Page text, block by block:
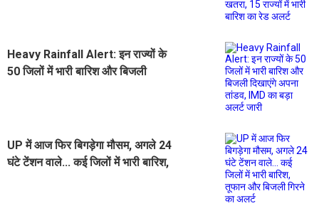
Heavy Rainfall Alert: इन राज्यों के
50 जिलों में भारी बारिश और बिजली
UP में आज फिर बिगड़ेगा मौसम, अगले 24
घंटे टेंशन वाले... कई जिलों में भारी बारिश,